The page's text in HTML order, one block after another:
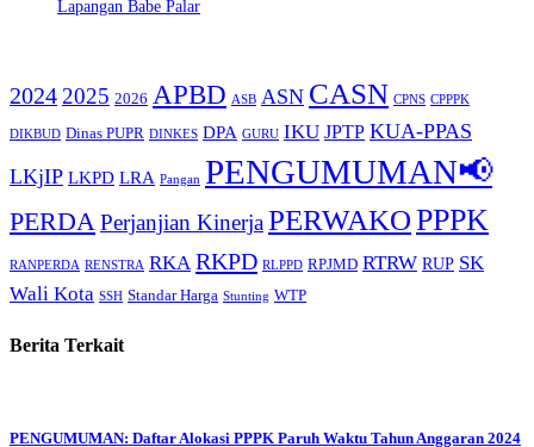
Lapangan Babe Palar
20242025 2026 APBD ASB ASN CASN CPNS CPPPK
DIKBUD Dinas PUPR DINKES DPA GURU IKU JPTP KUA-PPAS
LKjIP LKPD LRA Pangan PENGUMUMAN📢
PERDAPerjanjian KinerjaPERWAKOPPPK
RANPERDA RENSTRA RKA RKPD RLPPD RPJMD RTRW RUP SK
Wali Kota SSH Standar Harga Stunting WTP
Berita Terkait
PENGUMUMAN: Daftar Alokasi PPPK Paruh Waktu Tahun Anggaran 2024